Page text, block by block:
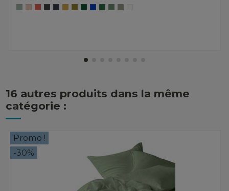
16 autres produits dans la même
catégorie :
Promo !
-30%